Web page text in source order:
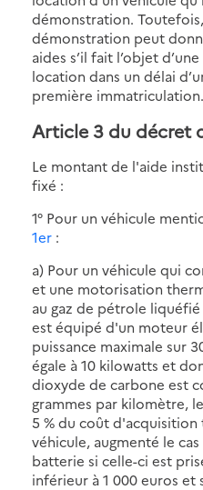
démonstration.
démonstration peut
aides s’il fait l’objet
location dans un délai
première
Article 3 du décret
Le montant de l'aide
fixé :
1° Pour un véhicule
1er :
a) Pour un véhicule qui
et une motorisation
au gaz de pétrole
est équipé d'un moteur
puissance maximale sur
égale à 10 kilowatts et
dioxyde de carbone est
grammes par kilomètre,
5 % du coût
véhicule, augmenté le
batterie si celle-ci est
inférieur à 1 000 euros et